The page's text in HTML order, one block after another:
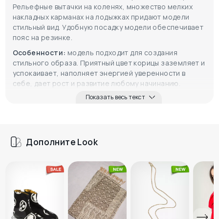
Рельефные вытачки на коленях, множество мелких
накладных карманах на лодыжках придают модели
стильный вид. Удобную посадку модели обеспечивает
пояс на резинке.
Особенности: модель подходит для создания
стильного образа. Приятный цвет корицы заземляет и
успокаивает, наполняет энергией уверенности в
себе, дает рост и развитие любому начинанию.
Показать весь текст
Дополните Look